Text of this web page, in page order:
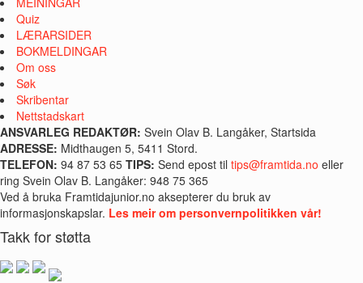
Quiz
LÆRARSIDER
BOKMELDINGAR
Om oss
Søk
Skribentar
Nettstadskart
ANSVARLEG REDAKTØR: Svein Olav B. Langåker, Startsida
ADRESSE: Midthaugen 5, 5411 Stord.
TELEFON: 94 87 53 65 TIPS: Send epost til tips@framtida.no eller
ring Svein Olav B. Langåker: 948 75 365
Ved å bruka Framtidajunior.no aksepterer du bruk av
informasjonskapslar. Les meir om personvernpolitikken vår!
Takk for støtta